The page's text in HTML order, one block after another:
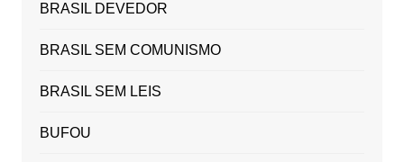
BRASIL DEVEDOR
BRASIL SEM COMUNISMO
BRASIL SEM LEIS
BUFOU